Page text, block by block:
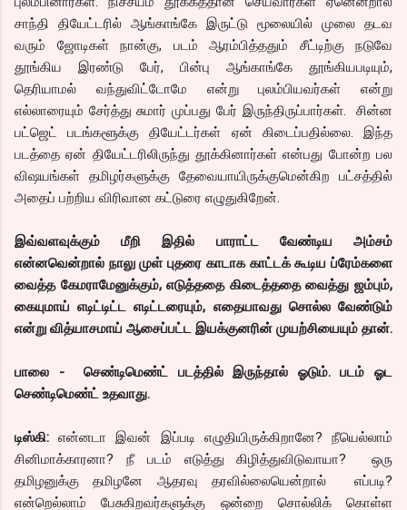
சாந்தி தியேட்டரில் ஆங்காங்கே இருட்டு மூலையில் முலை தடவ
வரும் ஜோடிகள் நான்கு, படம் ஆரம்பித்ததும் சீட்டிற்கு நடுவே
தூங்கிய இரண்டு பேர், பின்பு ஆங்காங்கே தூங்கியபடியும்,
தெரியாமல் வந்துவிட்டோமே என்று புலம்பியவர்கள் என்று
எல்லாரையும் சேர்த்து சுமார் முப்பது பேர் இருந்திருப்பார்கள். சின்ன
பட்ஜெட் படங்களூக்கு தியேட்டர்கள் ஏன் கிடைப்பதில்லை. இந்த
படத்தை ஏன் தியேட்டரிலிருந்து தூக்கினார்கள் என்பது போன்ற பல
விஷயங்கள் தமிழர்களுக்கு தேவையாயிருக்குமென்கிற பட்சத்தில்
அதைப் பற்றிய விரிவான கட்டுரை எழுதுகிறேன்.
இவ்வளவுக்கும் மீறி இதில் பாராட்ட வேண்டிய அம்சம்
என்னவென்றால் நாலு முள் புதரை காடாக காட்டக் கூடிய ப்ரேம்களை
வைத்த கேமராமேனுக்கும், எடுத்ததை கிடைத்ததை வைத்து ஜம்பும்,
கையுமாய் எடிட்டிட்ட எடிட்டரையும், எதையாவது சொல்ல வேண்டும்
என்று வித்யாசமாய் ஆசைப்பட்ட இயக்குனரின் முயற்சியையும் தான்.
பாலை - செண்டிமெண்ட் படத்தில் இருந்தால் ஓடும். படம் ஓட
செண்டிமெண்ட் உதவாது.
டிஸ்கி:என்னடா இவன் இப்படி எழுதியிருக்கிறானே? நீயெல்லாம்
சினிமாக்காரனா? நீ படம் எடுத்து கிழித்துவிடுவாயா? ஒரு
தமிழனுக்கு தமிழனே ஆதரவு தரவில்லையென்றால் எப்படி?
என்றெல்லாம் பேசுகிறவர்களுக்கு ஒன்றை சொல்லிக் கொள்ள